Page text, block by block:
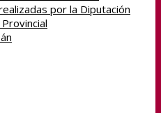
por la Diputación